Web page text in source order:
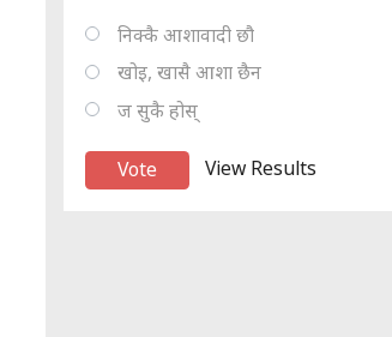
निक्कै आशावादी छौ
खोइ, खासै आशा छैन
ज सुकै होस्
View Results